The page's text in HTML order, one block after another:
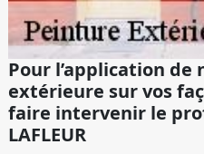
Pour l’application
extérieure sur vos
faire intervenir le
LAFLEUR